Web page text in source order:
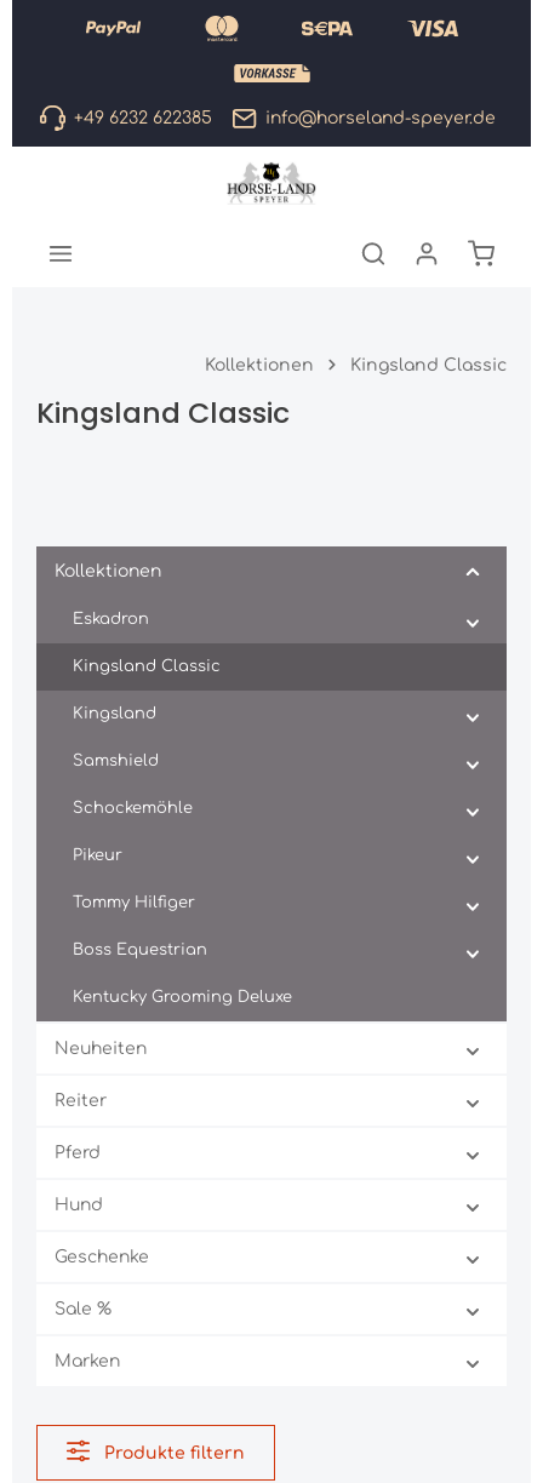
Zum Hauptinhalt springen
+49 6232 622385 info@horseland-speyer.de
Kollektionen Kingsland Classic
Kingsland Classic
Kollektionen
Eskadron
Kingsland Classic
Kingsland
Samshield
Schockemöhle
Pikeur
Tommy Hilfiger
Boss Equestrian
Kentucky Grooming Deluxe
Neuheiten
Reiter
Pferd
Hund
Geschenke
Sale %
Marken
Produkte filtern